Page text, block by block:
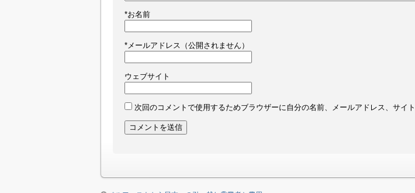
*お名前
*メールアドレス（公開されません）
ウェブサイト
次回のコメントで使用するためブラウザーに自分の名前、メールアドレス、サイト